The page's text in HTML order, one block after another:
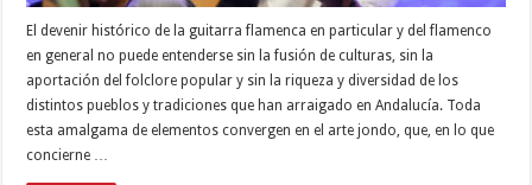
El devenir histórico de la guitarra flamenca en particular y del flamenco
en general no puede entenderse sin la fusión de culturas, sin la
aportación del folclore popular y sin la riqueza y diversidad de los
distintos pueblos y tradiciones que han arraigado en Andalucía. Toda
esta amalgama de elementos convergen en el arte jondo, que, en lo que
concierne …